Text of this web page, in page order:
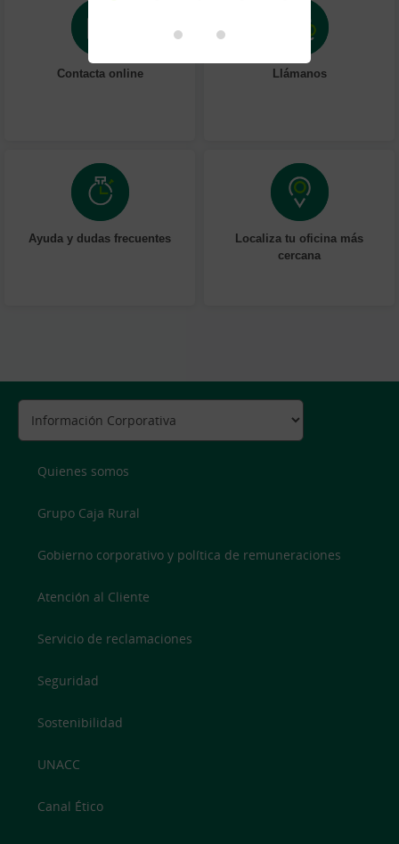
Contacta online Llámanos
Ayuda y dudas frecuentes
Localiza tu oficina más
cercana
Quienes somos
Grupo Caja Rural
Gobierno corporativo y política de remuneraciones
Atención al Cliente
Servicio de reclamaciones
Seguridad
Sostenibilidad
UNACC
Canal Ético